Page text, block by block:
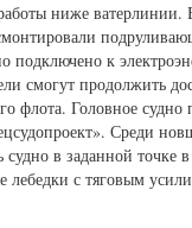
ниже
подключено к
смогут продолжить
флота. Головное судно
Среди
в заданной точке
с тяговым